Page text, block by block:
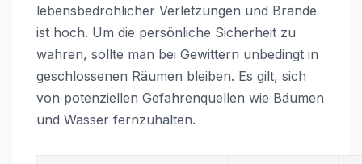
lebensbedrohlicher Verletzungen und Brände
ist hoch. Um die persönliche Sicherheit zu
wahren, sollte man bei Gewittern unbedingt in
geschlossenen Räumen bleiben. Es gilt, sich
von potenziellen Gefahrenquellen wie Bäumen
und Wasser fernzuhalten.